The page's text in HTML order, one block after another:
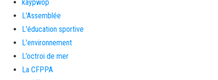
kaypwop
L'Assemblée
L'éducation sportive
L'environnement
L’octroi de mer
La CFPPA